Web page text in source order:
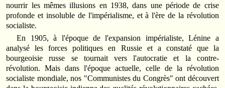
nourrir les mêmes illusions en 1938, dans une période de crise
profonde et insoluble de l'impérialisme, et à l'ère de la révolution
socialiste.
En 1905, à l'époque de l'expansion impérialiste, Lénine a
analysé les forces politiques en Russie et a constaté que la
bourgeoisie russe se tournait vers l'autocratie et la contre-
révolution. Mais dans l'époque actuelle, celle de la révolution
socialiste mondiale, nos "Communistes du Congrès" ont découvert